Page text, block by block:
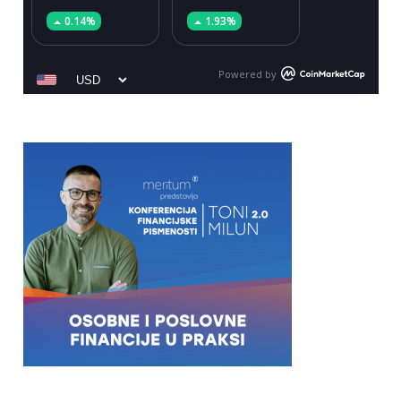
0.14% 1.93%
Powered by